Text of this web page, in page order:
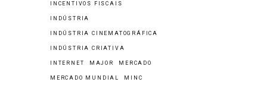
INCENTIVOS FISCAIS
INDÚSTRIA
INDÚSTRIA CINEMATOGRÁFICA
INDÚSTRIA CRIATIVA
INTERNET MAJOR MERCADO
MERCADO MUNDIAL MINC